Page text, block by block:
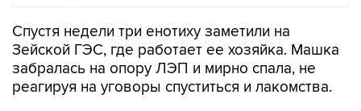
Спустя недели три енотиху заметили на
Зейской ГЭС, где работает ее хозяйка. Машка
забралась на опору ЛЭП и мирно спала, не
реагируя на уговоры спуститься и лакомства.